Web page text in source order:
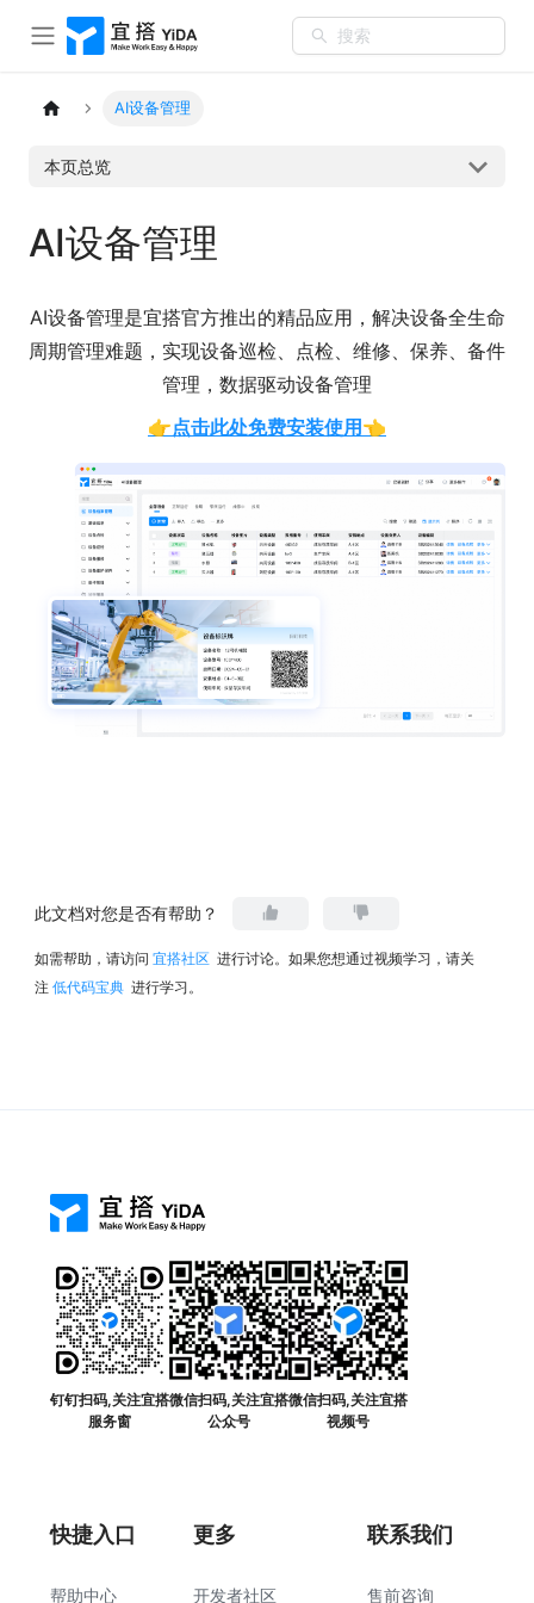
搜索
AI设备管理
本页总览
AI设备管理
AI设备管理是宜搭官方推出的精品应用，解决设备全生命
周期管理难题，实现设备巡检、点检、维修、保养、备件
管理，数据驱动设备管理
👉点击此处免费安装使用 👈
此文档对您是否有帮助？
如需帮助，请访问 宜搭社区 进行讨论。如果您想通过视频学习，请关
注 低代码宝典 进行学习。
钉钉扫码,关注宜搭
服务窗
微信扫码,关注宜搭
公众号
微信扫码,关注宜搭
视频号
快捷入口
帮助中心
更多
开发者社区
联系我们
售前咨询